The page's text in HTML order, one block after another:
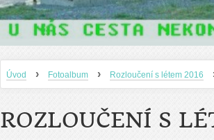
Úvod › Fotoalbum › Rozloučení s létem 2016
ROZLOUČENÍ S